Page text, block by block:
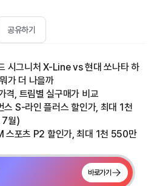
공유하기
시그니처 X-Line vs 현대 쏘나타 하
가 더 나을까
, 트림별 실구매가 비교
S-라인 플러스 할인가, 최대 1천
7월)
포츠 P2 할인가, 최대 1천 550만
바로가기